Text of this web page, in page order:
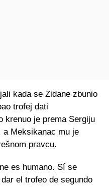
kada se Zidane zbunio
trofej dati
krenuo je prema Sergiju
a Meksikanac mu je
pravcu.
es humano. Sí se
el trofeo de segundo